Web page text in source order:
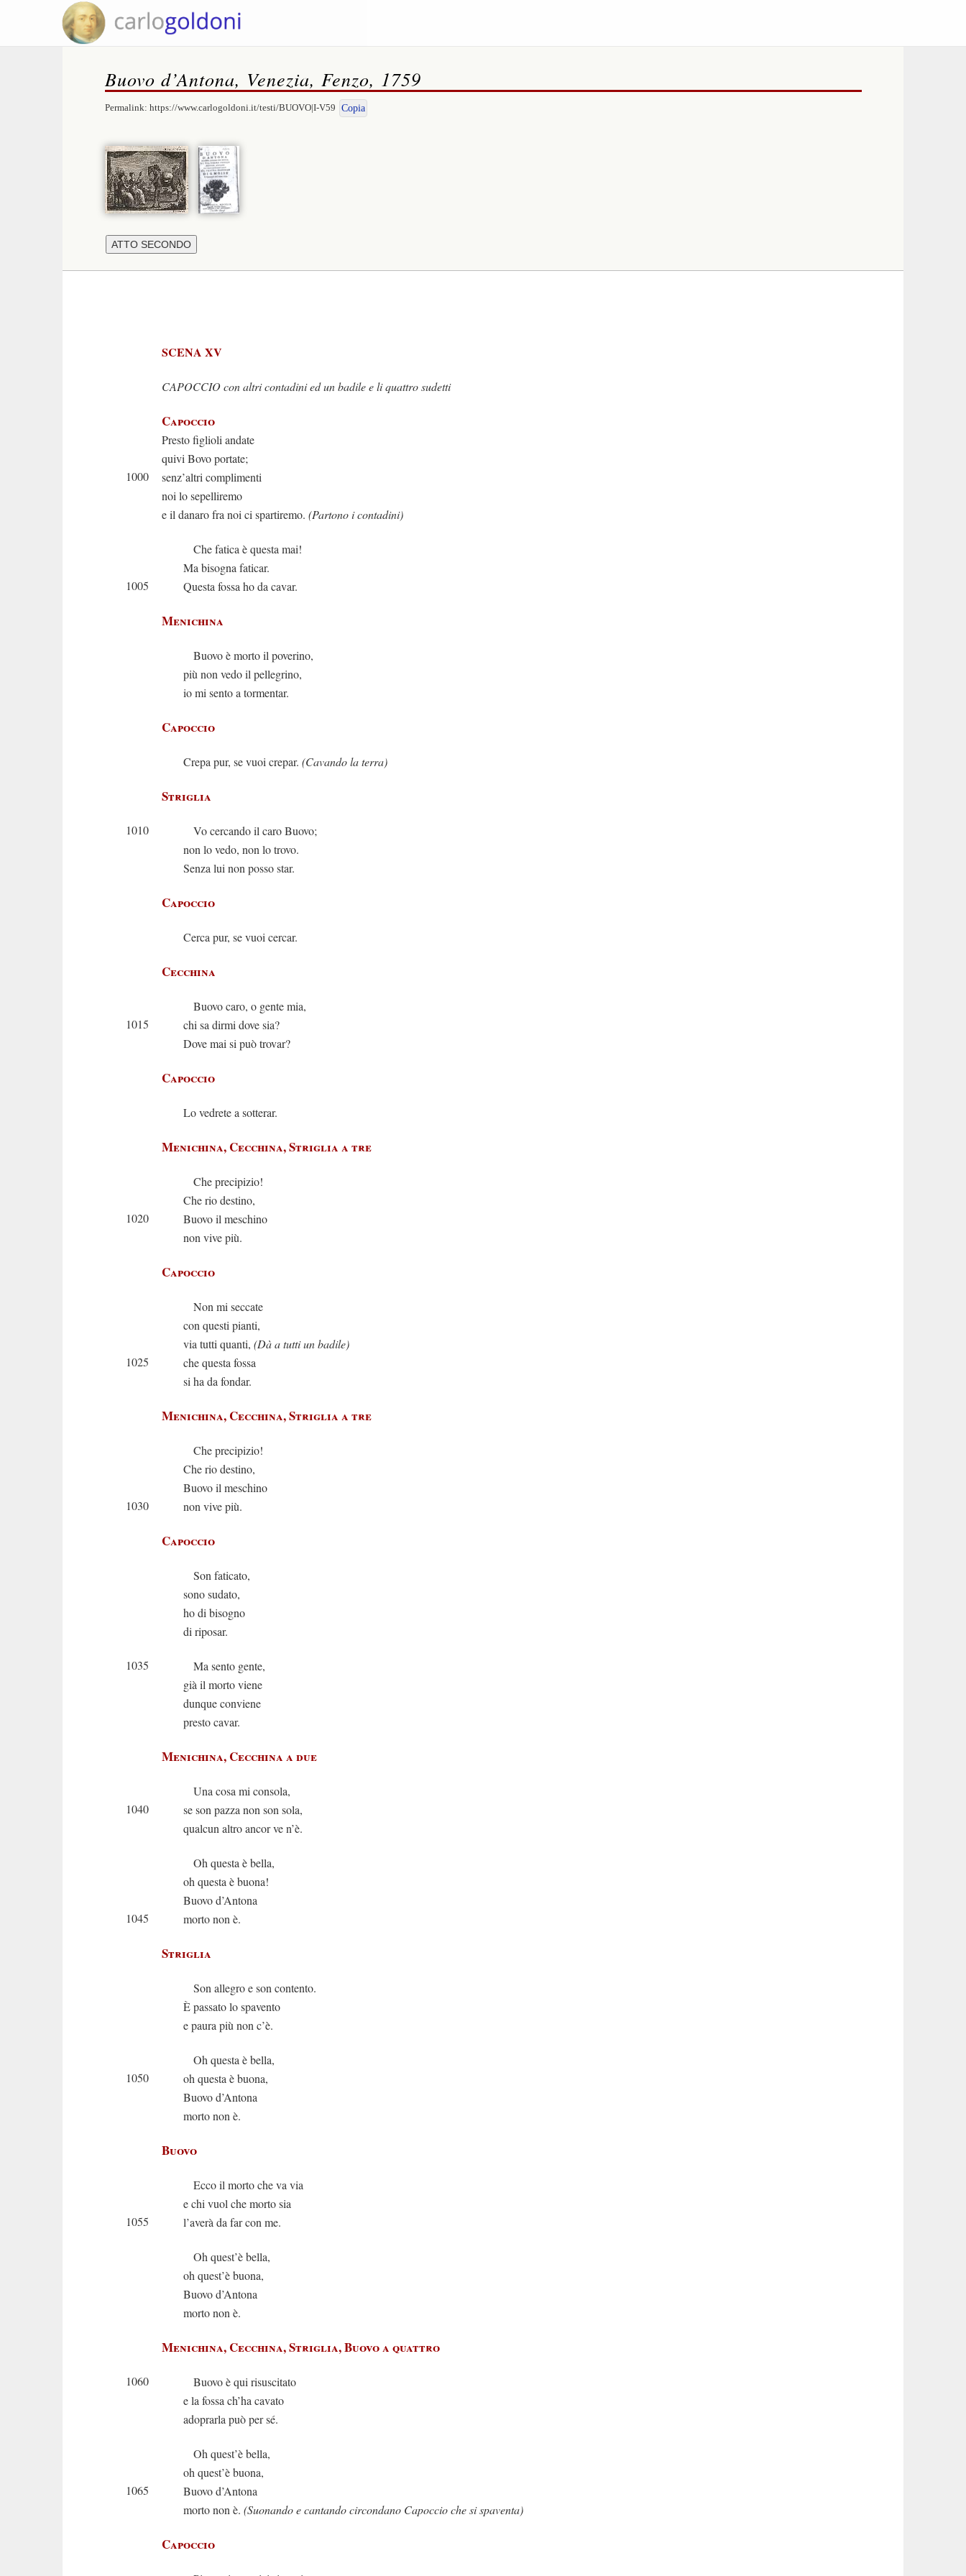
Buovo d’Antona, Venezia, Fenzo, 1759
Permalink: https://www.carlogoldoni.it/testi/BUOVO|I-V59 Copia
SCENA XV
CAPOCCIO con altri contadini ed un badile e li quattro sudetti
Capoccio
Presto figlioli andate
quivi Bovo portate;
1000
senz’altri complimenti
noi lo sepelliremo
e il danaro fra noi ci spartiremo. (Partono i contadini)
Che fatica è questa mai!
Ma bisogna faticar.
1005
Questa fossa ho da cavar.
Menichina
Buovo è morto il poverino,
più non vedo il pellegrino,
io mi sento a tormentar.
Capoccio
Crepa pur, se vuoi crepar. (Cavando la terra)
Striglia
1010
Vo cercando il caro Buovo;
non lo vedo, non lo trovo.
Senza lui non posso star.
Capoccio
Cerca pur, se vuoi cercar.
Cecchina
Buovo caro, o gente mia,
1015
chi sa dirmi dove sia?
Dove mai si può trovar?
Capoccio
Lo vedrete a sotterar.
Menichina, Cecchina, Striglia a tre
Che precipizio!
Che rio destino,
1020
Buovo il meschino
non vive più.
Capoccio
Non mi seccate
con questi pianti,
via tutti quanti, (Dà a tutti un badile)
1025
che questa fossa
si ha da fondar.
Menichina, Cecchina, Striglia a tre
Che precipizio!
Che rio destino,
Buovo il meschino
1030
non vive più.
Capoccio
Son faticato,
sono sudato,
ho di bisogno
di riposar.
1035
Ma sento gente,
già il morto viene
dunque conviene
presto cavar.
Menichina, Cecchina a due
Una cosa mi consola,
1040
se son pazza non son sola,
qualcun altro ancor ve n’è.
Oh questa è bella,
oh questa è buona!
Buovo d’Antona
1045
morto non è.
Striglia
Son allegro e son contento.
È passato lo spavento
e paura più non c’è.
Oh questa è bella,
1050
oh questa è buona,
Buovo d’Antona
morto non è.
Buovo
Ecco il morto che va via
e chi vuol che morto sia
1055
l’averà da far con me.
Oh quest’è bella,
oh quest’è buona,
Buovo d’Antona
morto non è.
Menichina, Cecchina, Striglia, Buovo a quattro
1060
Buovo è qui risuscitato
e la fossa ch’ha cavato
adoprarla può per sé.
Oh quest’è bella,
oh quest’è buona,
1065
Buovo d’Antona
morto non è. (Suonando e cantando circondano Capoccio che si spaventa)
Capoccio